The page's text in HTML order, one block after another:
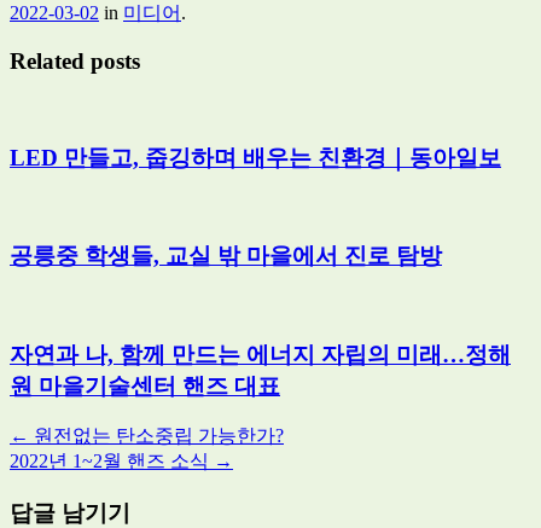
2022-03-02 in 미디어 .
Related posts
LED 만들고, 줍깅하며 배우는 친환경｜동아일보
공릉중 학생들, 교실 밖 마을에서 진로 탐방
자연과 나, 함께 만드는 에너지 자립의 미래…정해
원 마을기술센터 핸즈 대표
Post
navigation
← 원전없는 탄소중립 가능한가?
2022년 1~2월 핸즈 소식 →
답글 남기기